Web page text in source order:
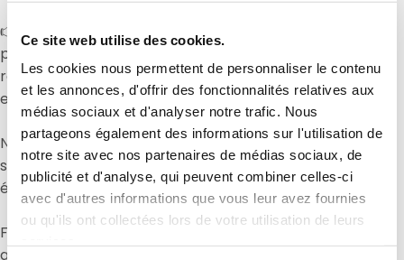
Ce site web utilise des cookies.
Les cookies nous permettent de personnaliser le contenu
et les annonces, d'offrir des fonctionnalités relatives aux
médias sociaux et d'analyser notre trafic. Nous
partageons également des informations sur l'utilisation de
notre site avec nos partenaires de médias sociaux, de
publicité et d'analyse, qui peuvent combiner celles-ci
avec d'autres informations que vous leur avez fournies
ou qu'ils ont collectées lors de votre utilisation de leurs
👉 Profitez vous aussi de nos espaces modulables
pour vos réunions, séminaires, formations, cocktails,
repas de conseil d’administration, visioconférences,
etc.
Notre rooftop d’exception avec vue panoramique
sur Paris apportera une touche inoubliable à vos
événements.
Faites de vos projets un succès dans un lieu unique,
au cœur de la capitale !